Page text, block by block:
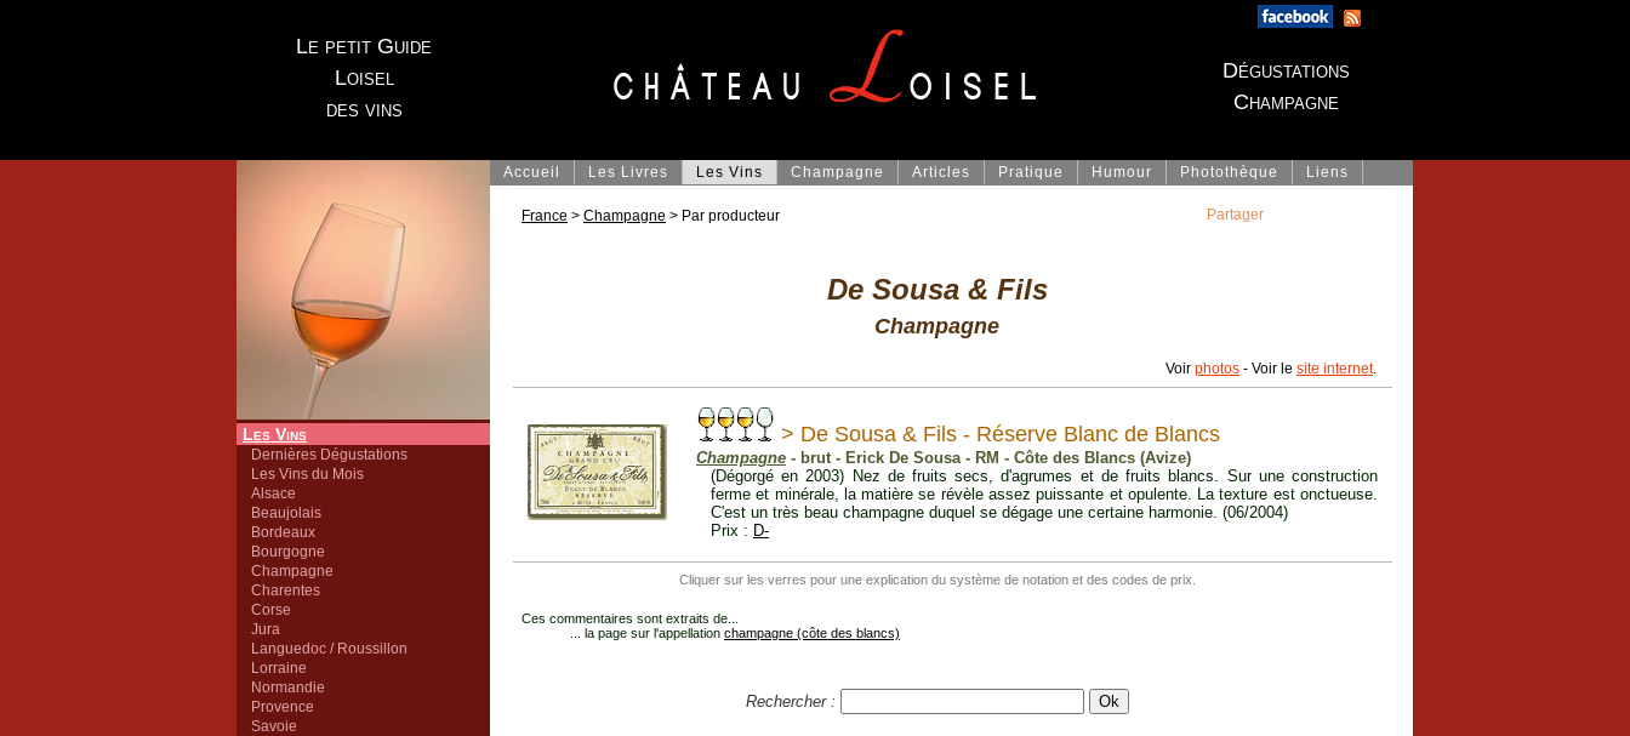
Le petit Guide
Loisel
des vins
Dégustations
Champagne
Les Vins
Dernières Dégustations
Les Vins du Mois
Alsace
Beaujolais
Bordeaux
Bourgogne
Champagne
Charentes
Corse
Jura
Languedoc / Roussillon
Lorraine
Normandie
Provence
Savoie
Accueil Les Livres Les Vins Champagne Articles Pratique Humour Photothèque Liens
France > Champagne > Par producteur
De Sousa & Fils
Champagne
Voir photos - Voir le site internet.
> De Sousa & Fils - Réserve Blanc de Blancs
Champagne - brut - Erick De Sousa - RM - Côte des Blancs (Avize)
(Dégorgé en 2003) Nez de fruits secs, d'agrumes et de fruits blancs. Sur une construction
ferme et minérale, la matière se révèle assez puissante et opulente. La texture est onctueuse.
C'est un très beau champagne duquel se dégage une certaine harmonie. (06/2004)
Prix : D-
Cliquer sur les verres pour une explication du système de notation et des codes de prix.
Ces commentaires sont extraits de...
... la page sur l'appellation champagne (côte des blancs)
Rechercher :
Partager